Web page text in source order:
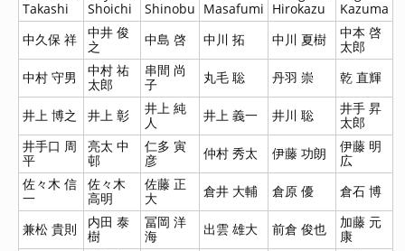
Takashi
Shoichi
Shinobu
Masafumi
Hirokazu
Kazuma
中久保 祥
中井 俊
之
中島 啓 中川 拓 中川 夏樹
中本 啓
太郎
中村 守男
中村 祐
太郎
串間 尚
子
丸毛 聡 丹羽 崇 乾 直輝
井上 博之 井上 彰
井上 純
人
井上 義一 井川 聡
井手 昇
太郎
井手口 周
平
亮太 中
邨
仁多 寅
彦
仲村 秀太 伊藤 功朗
伊藤 明
広
佐々木 信
一
佐々木
高明
佐藤 正
大
倉井 大輔 倉原 優 倉石 博
兼松 貴則
内田 泰
樹
冨岡 洋
海
出雲 雄大 前倉 俊也
加藤 元
康